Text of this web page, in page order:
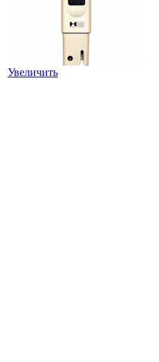
Увеличить